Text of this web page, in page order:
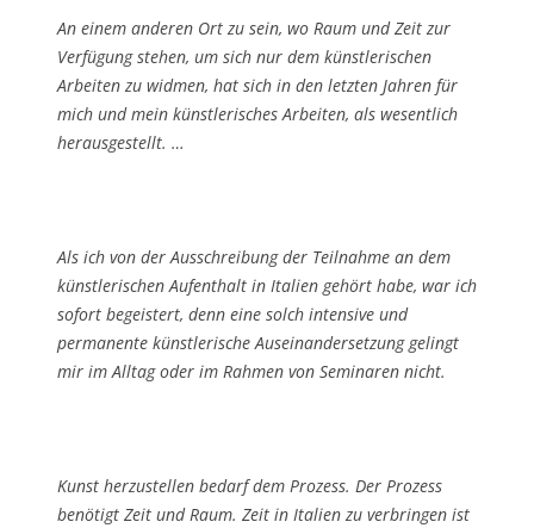
An einem anderen Ort zu sein, wo Raum und Zeit zur
Verfügung stehen, um sich nur dem künstlerischen
Arbeiten zu widmen, hat sich in den letzten Jahren für
mich und mein künstlerisches Arbeiten, als wesentlich
herausgestellt. …
Als ich von der Ausschreibung der Teilnahme an dem
künstlerischen Aufenthalt in Italien gehört habe, war ich
sofort begeistert, denn eine solch intensive und
permanente künstlerische Auseinandersetzung gelingt
mir im Alltag oder im Rahmen von Seminaren nicht.
Kunst herzustellen bedarf dem Prozess. Der Prozess
benötigt Zeit und Raum. Zeit in Italien zu verbringen ist